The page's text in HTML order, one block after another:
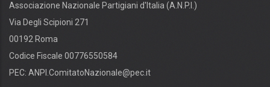
Associazione Nazionale Partigiani d'Italia (A.N.P.I.)
Via Degli Scipioni 271
00192 Roma
Codice Fiscale 00776550584
PEC: ANPI.ComitatoNazionale@pec.it